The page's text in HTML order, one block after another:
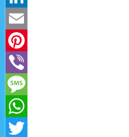
LinkedIn
Email
Pinterest
Viber
Message
WhatsApp